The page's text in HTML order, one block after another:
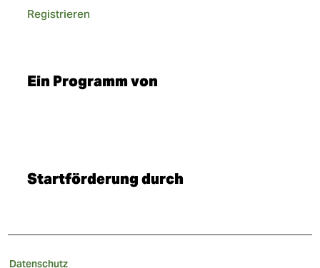
Registrieren
Ein Programm von
Startförderung durch
Datenschutz